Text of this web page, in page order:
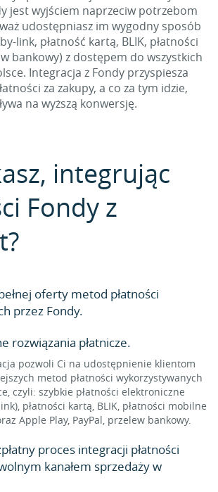
jest wyjściem naprzeciw potrzebom
udostępniasz im wygodny sposób
link, płatność kartą, BLIK, płatności
bankowy) z dostępem do wszystkich
Integracja z Fondy przyspiesza
za zakupy, a co za tym idzie,
na wyższą konwersję.
integrując
Fondy z
oferty metod płatności
przez Fondy.
rozwiązania płatnicze.
pozwoli Ci na udostępnienie klientom
metod płatności wykorzystywanych
czyli: szybkie płatności elektroniczne
płatności kartą, BLIK, płatności mobilne
Apple Play, PayPal, przelew bankowy.
proces integracji płatności
kanałem sprzedaży w